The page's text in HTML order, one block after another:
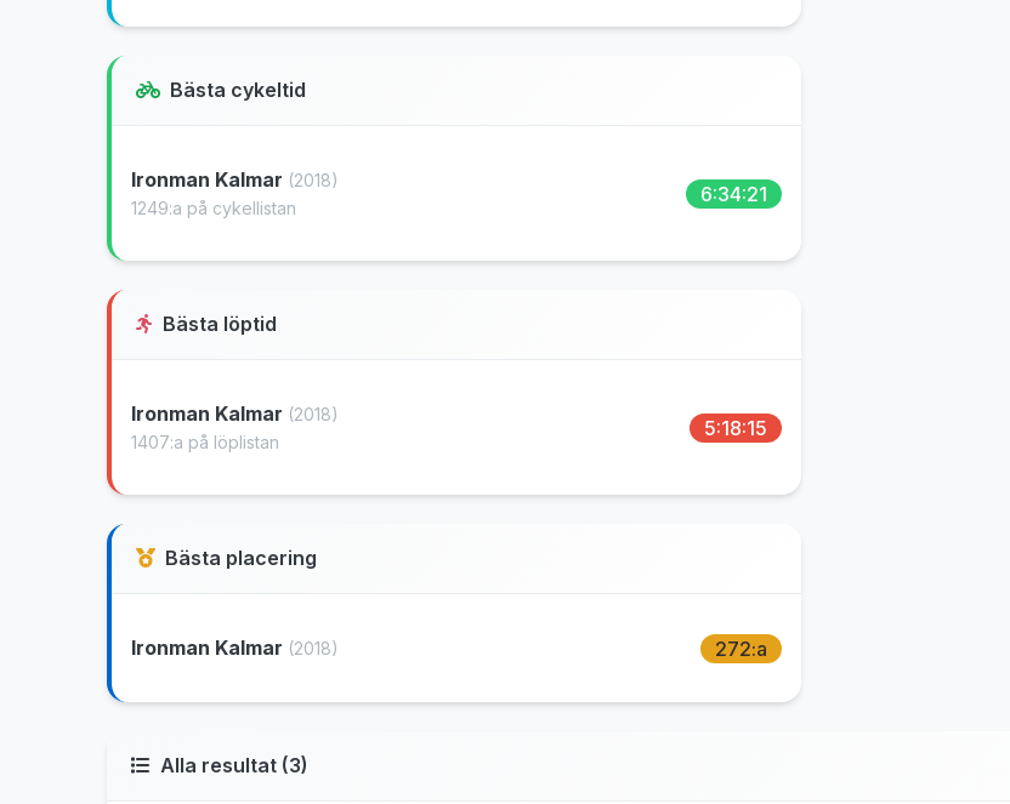
Bästa cykeltid
Ironman Kalmar (2018)
1249:a på cykellistan
6:34:21
Bästa löptid
Ironman Kalmar (2018)
1407:a på löplistan
5:18:15
Bästa placering
Ironman Kalmar (2018) 272:a
Alla resultat (3)